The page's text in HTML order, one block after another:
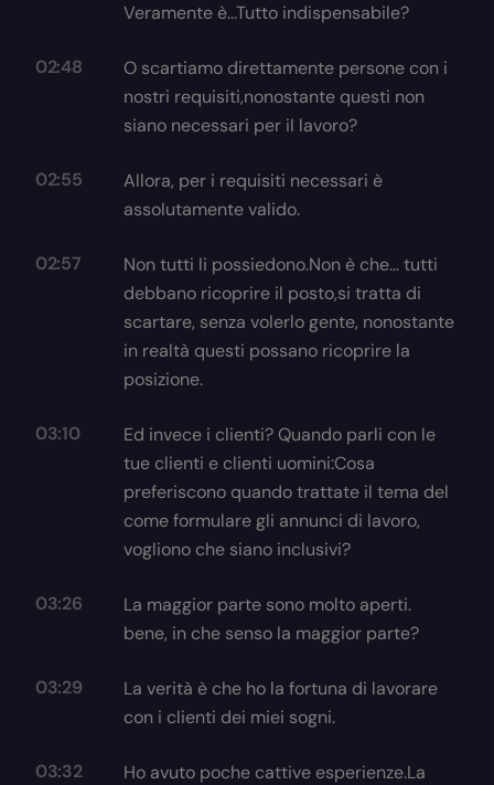
Veramente è...Tutto indispensabile?
02:48
O scartiamo direttamente persone con i
nostri requisiti,nonostante questi non
siano necessari per il lavoro?
02:55
Allora, per i requisiti necessari è
assolutamente valido.
02:57
Non tutti li possiedono.Non è che… tutti
debbano ricoprire il posto,si tratta di
scartare, senza volerlo gente, nonostante
in realtà questi possano ricoprire la
posizione.
03:10
Ed invece i clienti? Quando parli con le
tue clienti e clienti uomini:Cosa
preferiscono quando trattate il tema del
come formulare gli annunci di lavoro,
vogliono che siano inclusivi?
03:26
La maggior parte sono molto aperti.
bene, in che senso la maggior parte?
03:29
La verità è che ho la fortuna di lavorare
con i clienti dei miei sogni.
03:32
Ho avuto poche cattive esperienze.La